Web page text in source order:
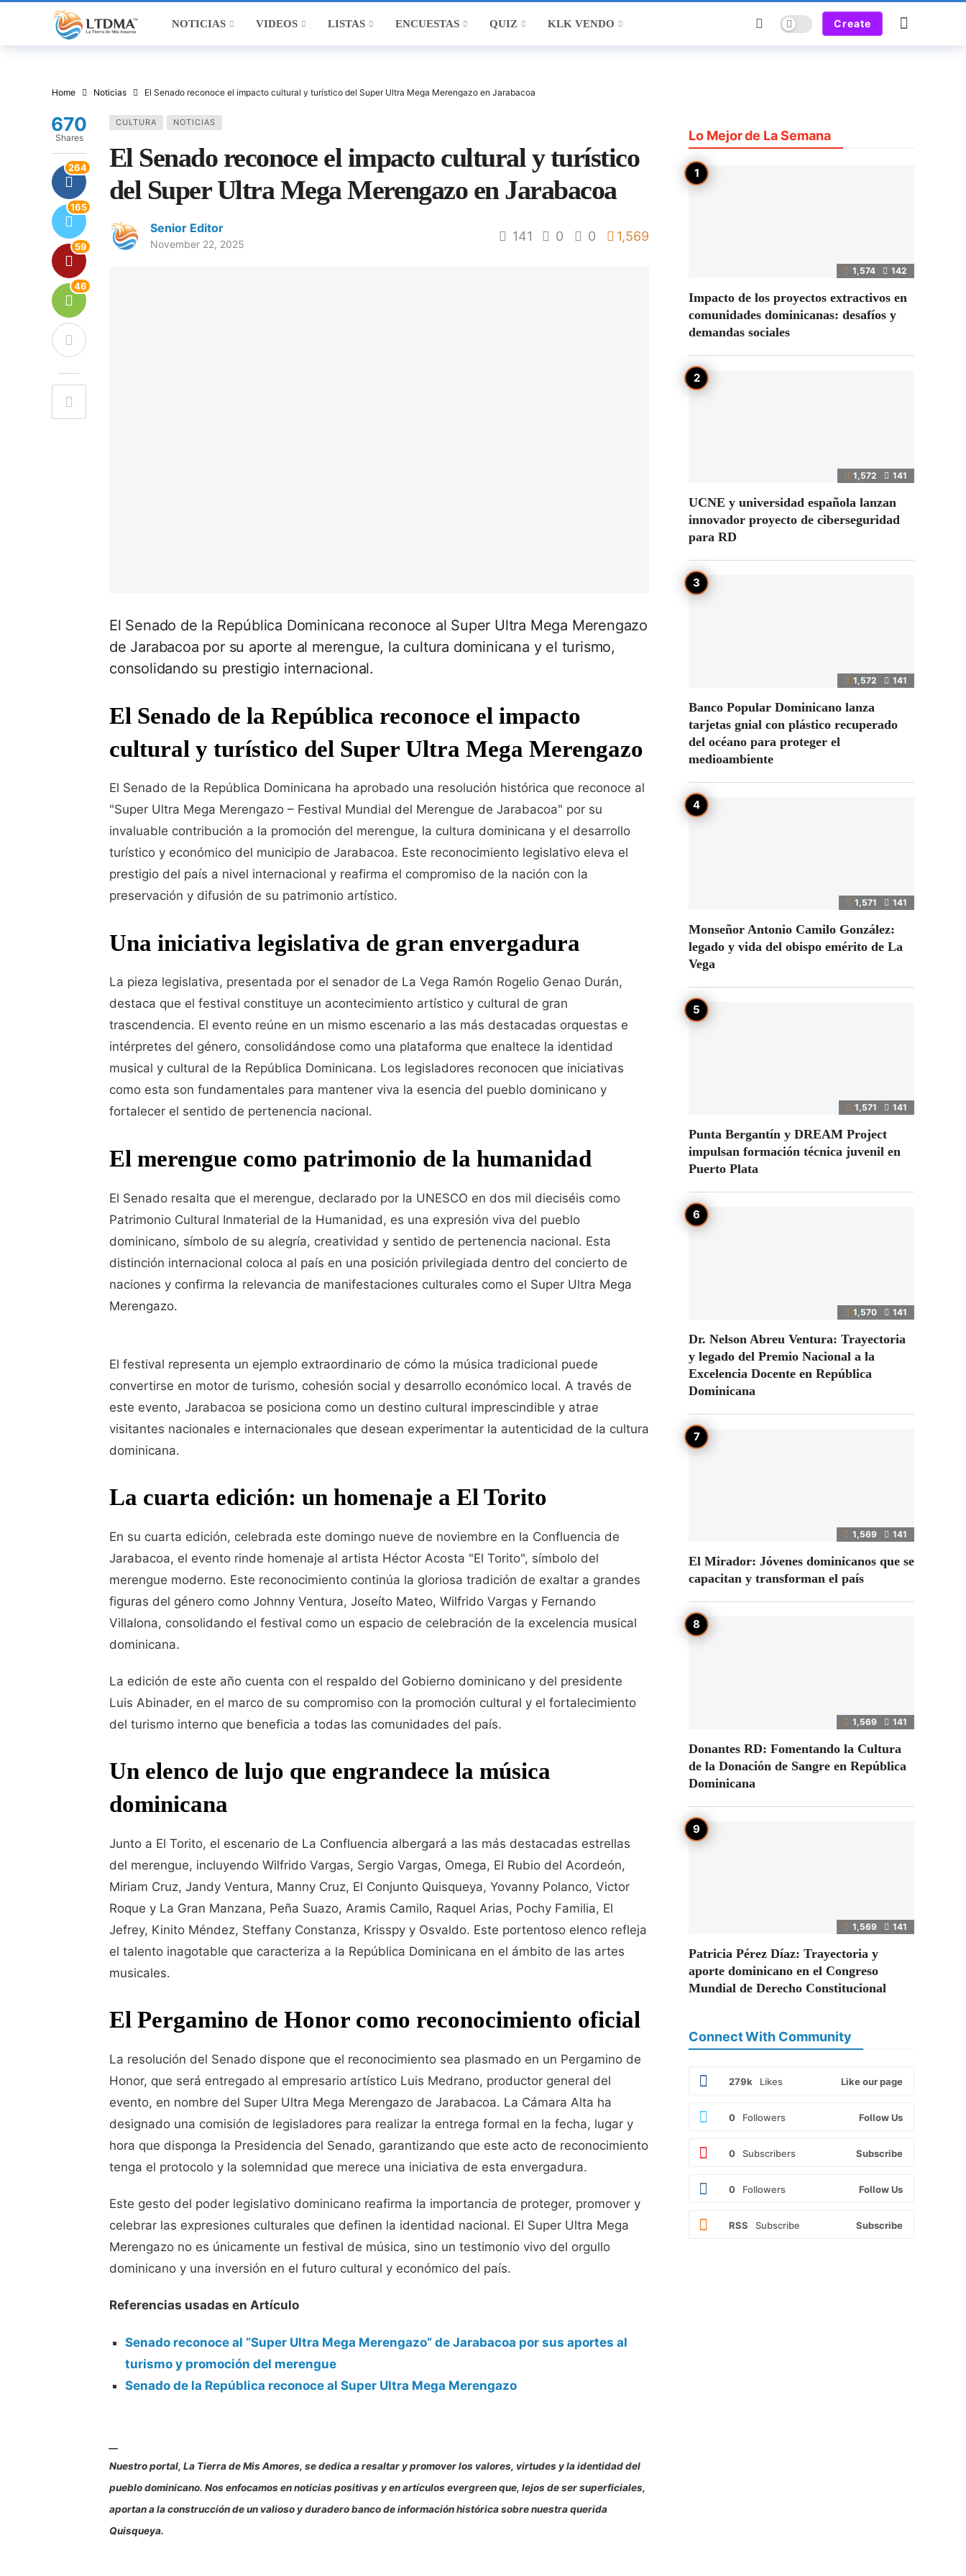
NOTICIAS VIDEOS LISTAS ENCUESTAS QUIZ KLK VENDO Dark mode Create
Home Noticias El Senado reconoce el impacto cultural y turístico del Super Ultra Mega Merengazo en Jarabacoa
CULTURA NOTICIAS
El Senado reconoce el impacto cultural y turístico
del Super Ultra Mega Merengazo en Jarabacoa
Senior Editor
November 22, 2025
141 0 0 1,569
670
Shares
264
165
59
46
El Senado de la República Dominicana reconoce al Super Ultra Mega Merengazo
de Jarabacoa por su aporte al merengue, la cultura dominicana y el turismo,
consolidando su prestigio internacional.
El Senado de la República reconoce el impacto
cultural y turístico del Super Ultra Mega Merengazo
El Senado de la República Dominicana ha aprobado una resolución histórica que reconoce al
"Super Ultra Mega Merengazo – Festival Mundial del Merengue de Jarabacoa" por su
invaluable contribución a la promoción del merengue, la cultura dominicana y el desarrollo
turístico y económico del municipio de Jarabacoa. Este reconocimiento legislativo eleva el
prestigio del país a nivel internacional y reafirma el compromiso de la nación con la
preservación y difusión de su patrimonio artístico.
Una iniciativa legislativa de gran envergadura
La pieza legislativa, presentada por el senador de La Vega Ramón Rogelio Genao Durán,
destaca que el festival constituye un acontecimiento artístico y cultural de gran
trascendencia. El evento reúne en un mismo escenario a las más destacadas orquestas e
intérpretes del género, consolidándose como una plataforma que enaltece la identidad
musical y cultural de la República Dominicana. Los legisladores reconocen que iniciativas
como esta son fundamentales para mantener viva la esencia del pueblo dominicano y
fortalecer el sentido de pertenencia nacional.
El merengue como patrimonio de la humanidad
El Senado resalta que el merengue, declarado por la UNESCO en dos mil dieciséis como
Patrimonio Cultural Inmaterial de la Humanidad, es una expresión viva del pueblo
dominicano, símbolo de su alegría, creatividad y sentido de pertenencia nacional. Esta
distinción internacional coloca al país en una posición privilegiada dentro del concierto de
naciones y confirma la relevancia de manifestaciones culturales como el Super Ultra Mega
Merengazo.
El festival representa un ejemplo extraordinario de cómo la música tradicional puede
convertirse en motor de turismo, cohesión social y desarrollo económico local. A través de
este evento, Jarabacoa se posiciona como un destino cultural imprescindible y atrae
visitantes nacionales e internacionales que desean experimentar la autenticidad de la cultura
dominicana.
La cuarta edición: un homenaje a El Torito
En su cuarta edición, celebrada este domingo nueve de noviembre en la Confluencia de
Jarabacoa, el evento rinde homenaje al artista Héctor Acosta "El Torito", símbolo del
merengue moderno. Este reconocimiento continúa la gloriosa tradición de exaltar a grandes
figuras del género como Johnny Ventura, Joseíto Mateo, Wilfrido Vargas y Fernando
Villalona, consolidando el festival como un espacio de celebración de la excelencia musical
dominicana.
La edición de este año cuenta con el respaldo del Gobierno dominicano y del presidente
Luis Abinader, en el marco de su compromiso con la promoción cultural y el fortalecimiento
del turismo interno que beneficia a todas las comunidades del país.
Un elenco de lujo que engrandece la música
dominicana
Junto a El Torito, el escenario de La Confluencia albergará a las más destacadas estrellas
del merengue, incluyendo Wilfrido Vargas, Sergio Vargas, Omega, El Rubio del Acordeón,
Miriam Cruz, Jandy Ventura, Manny Cruz, El Conjunto Quisqueya, Yovanny Polanco, Victor
Roque y La Gran Manzana, Peña Suazo, Aramis Camilo, Raquel Arias, Pochy Familia, El
Jefrey, Kinito Méndez, Steffany Constanza, Krisspy y Osvaldo. Este portentoso elenco refleja
el talento inagotable que caracteriza a la República Dominicana en el ámbito de las artes
musicales.
El Pergamino de Honor como reconocimiento oficial
La resolución del Senado dispone que el reconocimiento sea plasmado en un Pergamino de
Honor, que será entregado al empresario artístico Luis Medrano, productor general del
evento, en nombre del Super Ultra Mega Merengazo de Jarabacoa. La Cámara Alta ha
designado una comisión de legisladores para realizar la entrega formal en la fecha, lugar y
hora que disponga la Presidencia del Senado, garantizando que este acto de reconocimiento
tenga el protocolo y la solemnidad que merece una iniciativa de esta envergadura.
Este gesto del poder legislativo dominicano reafirma la importancia de proteger, promover y
celebrar las expresiones culturales que definen la identidad nacional. El Super Ultra Mega
Merengazo no es únicamente un festival de música, sino un testimonio vivo del orgullo
dominicano y una inversión en el futuro cultural y económico del país.
Referencias usadas en Artículo
Senado reconoce al “Super Ultra Mega Merengazo” de Jarabacoa por sus aportes al
turismo y promoción del merengue
Senado de la República reconoce al Super Ultra Mega Merengazo
Nuestro portal, La Tierra de Mis Amores, se dedica a resaltar y promover los valores, virtudes y la identidad del
pueblo dominicano. Nos enfocamos en noticias positivas y en artículos evergreen que, lejos de ser superficiales,
aportan a la construcción de un valioso y duradero banco de información histórica sobre nuestra querida
Quisqueya.
Lo Mejor de La Semana
1,574 142
Impacto de los proyectos extractivos en
comunidades dominicanas: desafíos y
demandas sociales
1,572 141
UCNE y universidad española lanzan
innovador proyecto de ciberseguridad
para RD
1,572 141
Banco Popular Dominicano lanza
tarjetas gnial con plástico recuperado
del océano para proteger el
medioambiente
1,571 141
Monseñor Antonio Camilo González:
legado y vida del obispo emérito de La
Vega
1,571 141
Punta Bergantín y DREAM Project
impulsan formación técnica juvenil en
Puerto Plata
1,570 141
Dr. Nelson Abreu Ventura: Trayectoria
y legado del Premio Nacional a la
Excelencia Docente en República
Dominicana
1,569 141
El Mirador: Jóvenes dominicanos que se
capacitan y transforman el país
1,569 141
Donantes RD: Fomentando la Cultura
de la Donación de Sangre en República
Dominicana
1,569 141
Patricia Pérez Díaz: Trayectoria y
aporte dominicano en el Congreso
Mundial de Derecho Constitucional
Connect With Community
279k Likes Like our page
0 Followers Follow Us
0 Subscribers Subscribe
0 Followers Follow Us
RSS Subscribe Subscribe